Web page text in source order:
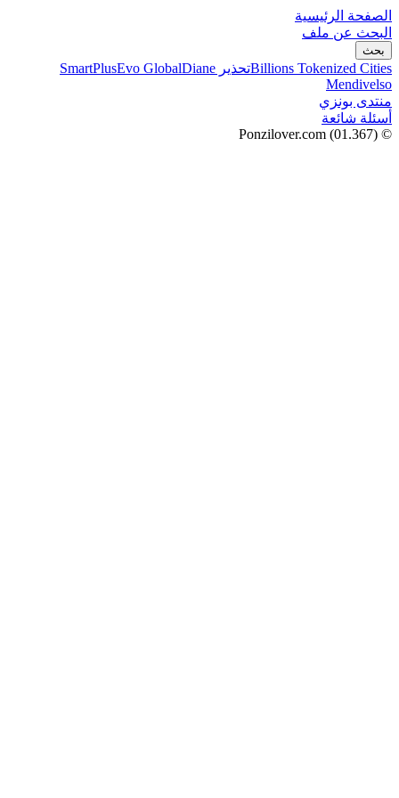
الصفحة الرئيسية
البحث عن ملف
بحث
Billions Tokenized Citiesتحذير SmartPlus Evo GlobalDiane
Mendivelso
منتدى بونزي
أسئلة شائعة
© Ponzilover.com
(01.367)